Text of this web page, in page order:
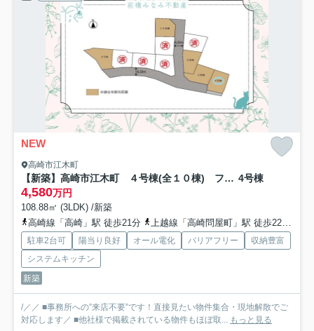
NEW
高崎市江木町
【新築】高崎市江木町 ４号棟(全１０棟) フェリディアガーデン 新築建売分譲 4号棟
4,580万円
108.88㎡ (3LDK) /新築
高崎線「高崎」駅 徒歩21分
上越線「高崎問屋町」駅 徒歩22分
駐車2台可 陽当り良好 オール電化 バリアフリー
収納豊富
システムキッチン
新築
/／／ ■事務所への”来店不要”です！直接見たい物件集合・現地解散でご
対応します／ ■他社様で掲載されている物件もほぼ取...
もっと見る